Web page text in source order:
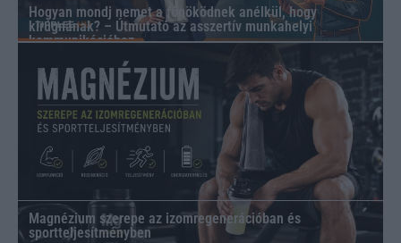
Hogyan mondj nemet a főnöködnek anélkül, hogy
kirúgnának? – Útmutató az asszertív munkahelyi
kommunikációhoz
Magnézium szerepe az izomregenerációban és
sportteljesítményben